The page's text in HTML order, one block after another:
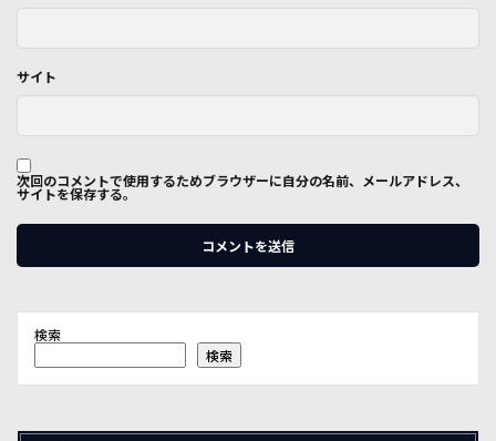
サイト
次回のコメントで使用するためブラウザーに自分の名前、メールアドレス、
サイトを保存する。
検索
検索